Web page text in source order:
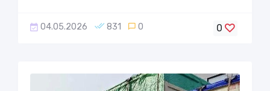
04.05.2026 831 0 0